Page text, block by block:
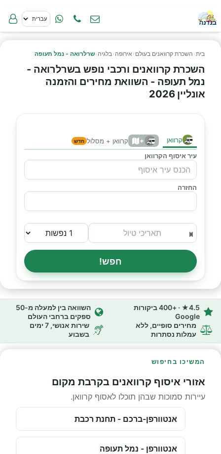
בית› השכרת קרוואנים בעולם › אירופה ›בלגיה ›שרלרואה - נמל תעופה
השכרת קרוואנים ורכבי נופש בשרלרואה -
נמל תעופה - השוואת מחירים והזמנה
אונליין 2026
קרוואן + קרוואן + מסלול חדש
עיר איסוף הקרוואן
החזרה
חפש!
4.5★ · +400 ביקורות
Google
השוואה בין למעלה מ-50
ספקים ברחבי העולם
מחירים סופיים, ללא
עמלות נסתרות
שירות אנושי, 7 ימים
בשבוע
המשיכו בחיפוש
אזורי איסוף קרוואנים בקרבת מקום
עיירות סמוכות שבהן תוכלו לאסוף קרוואן.
אנטוורפן-ברכם - תחנת רכבת
אנטוורפן - נמל תעופה